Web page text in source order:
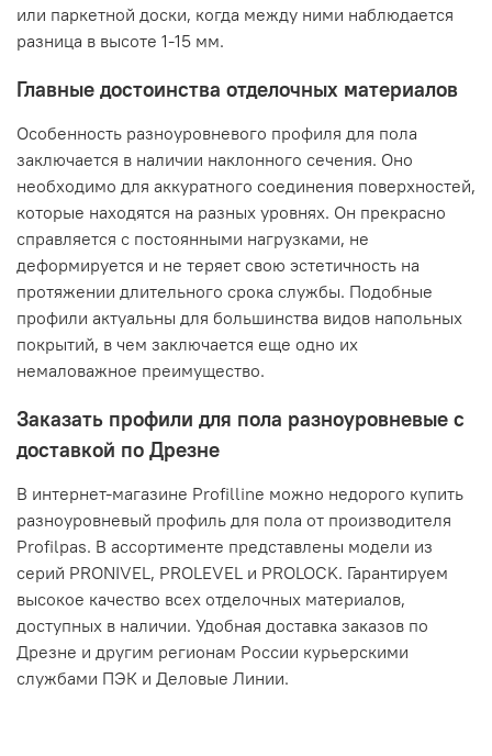
или паркетной доски, когда между ними наблюдается
разница в высоте 1-15 мм.
Главные достоинства отделочных материалов
Особенность разноуровневого профиля для пола
заключается в наличии наклонного сечения. Оно
необходимо для аккуратного соединения поверхностей,
которые находятся на разных уровнях. Он прекрасно
справляется с постоянными нагрузками, не
деформируется и не теряет свою эстетичность на
протяжении длительного срока службы. Подобные
профили актуальны для большинства видов напольных
покрытий, в чем заключается еще одно их
немаловажное преимущество.
Заказать профили для пола разноуровневые с
доставкой по Дрезне
В интернет-магазине Profilline можно недорого купить
разноуровневый профиль для пола от производителя
Profilpas. В ассортименте представлены модели из
серий PRONIVEL, PROLEVEL и PROLOCK. Гарантируем
высокое качество всех отделочных материалов,
доступных в наличии. Удобная доставка заказов по
Дрезне и другим регионам России курьерскими
службами ПЭК и Деловые Линии.